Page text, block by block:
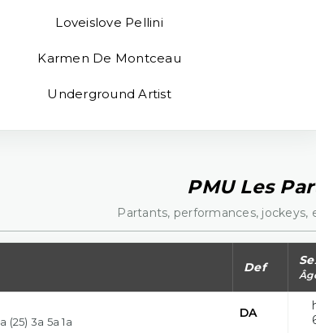
Loveislove Pellini
Karmen De Montceau
Underground Artist
PMU Les
Partants, performances, jockeys,
Def
(25) 3a 5a 1a
DA